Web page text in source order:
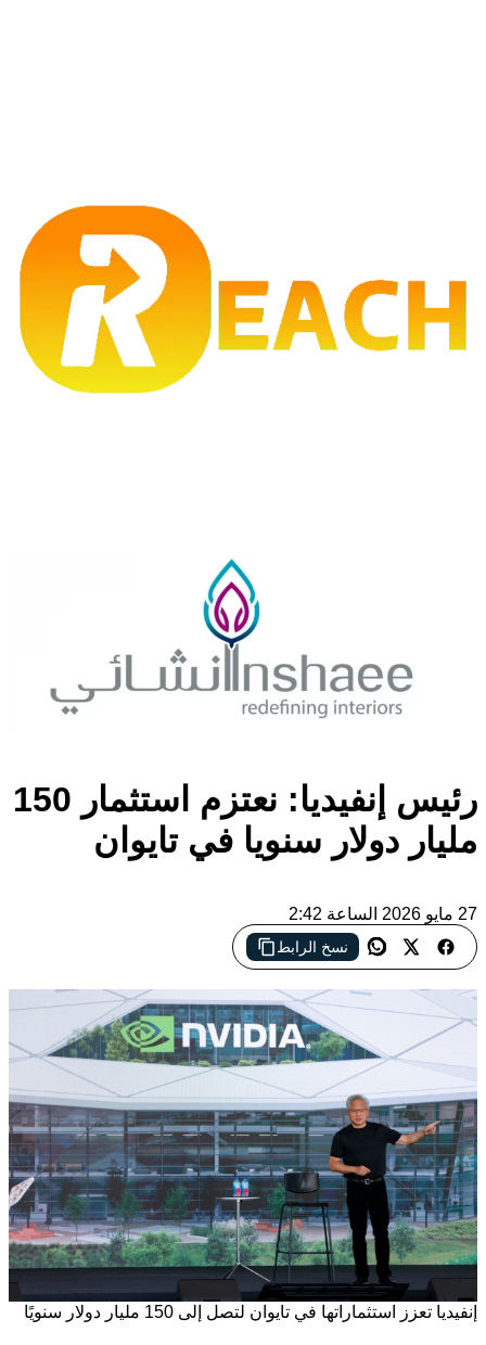
رئيس إنفيديا: نعتزم استثمار 150
مليار دولار سنويا في تايوان
27 مايو 2026 الساعة 2:42
نسخ الرابط
إنفيديا تعزز استثماراتها في تايوان لتصل إلى 150 مليار دولار سنويًا